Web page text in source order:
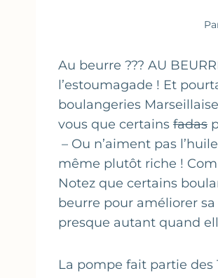
Au beurre ??? AU
l’estoumagade ! Et
boulangeries
vous que certains fadas
– Ou n’aiment pas
même plutôt riche !
Notez que certains
beurre pour améliorer
presque autant quand
La pompe fait partie des